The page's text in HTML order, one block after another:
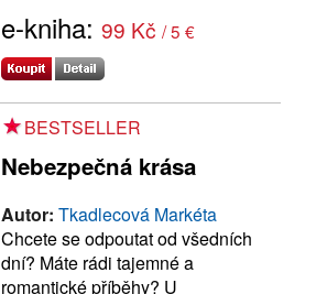
e-kniha: 99 Kč / 5 €
BESTSELLER
Nebezpečná krása
Autor: Tkadlecová Markéta
Chcete se odpoutat od všedních
dní? Máte rádi tajemné a
romantické příběhy? U